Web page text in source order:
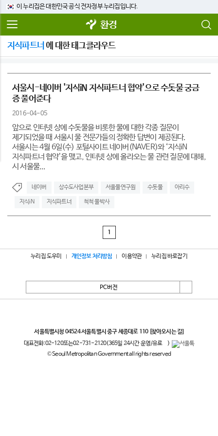
이 누리집은 대한민국 공식 전자정부 누리집입니다.
환경
지식파트너 에 대한 태그클라우드
서울시-네이버 '지식iN 지식파트너 협약'으로 수돗물 궁금
증 풀어준다
2016-04-05
앞으로 인터넷 상에 수돗물을 비롯한 물에 대한 각종 질문이
제기되었을 때 서울시 물 전문가들의 정확한 답변이 제공된다.
서울시는 4월 6일(수) 포털사이트 네이버(NAVER)와 ‘지식iN
지식파트너 협약’을 맺고, 인터넷 상에 올라오는 물 관련 질문에 대해,
시 서울물...
네이버 상수도사업본부 서울물연구원 수돗물 아리수
지식iN 지식파트너 척척 물박사
1
누리집 도우미 개인정보 처리방침 이용약관 누리집 바로잡기
PC버전
서울특별시청 04524 서울특별시 중구 세종대로 110 [찾아오시는 길]
대표전화:02-120또는02-731-2120(365일 24시간 운영/유료
)
© Seoul Metropolitan Government all rights reserved